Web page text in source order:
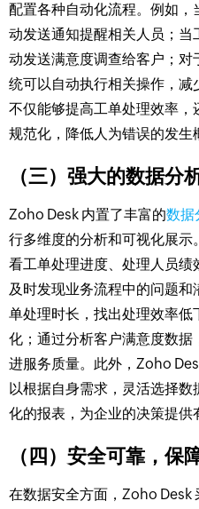
配置各种自动化流程。例如，
动发送通知提醒相关人员；当
动发送满意度调查给客户；
统可以自动执行相关操作，
不仅能够提高工单处理效率
规范化，降低人为错误的发生
（三）强大的数据分
Zoho Desk 内置了丰富的数据
行多维度的分析和可视化展
看工单处理进度、处理人员绩
及时发现业务流程中的问题
单处理时长，找出处理效率
化；通过分析客户满意度数
进服务质量。此外，Zoho
以根据自身需求，灵活选择
化的报表，为企业的决策提供
（四）安全可靠，保
在数据安全方面，Zoho Desk